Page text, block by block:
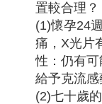
置較合理？
(1)懷孕24
痛，X光片
性：仍有
給予克流感
(2)七十歲